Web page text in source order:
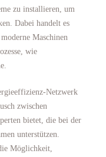
zu installieren, um
Dabei handelt es
Maschinen
wie
Netzwerk
zwischen
bietet, die bei der
unterstützen.
Möglichkeit,